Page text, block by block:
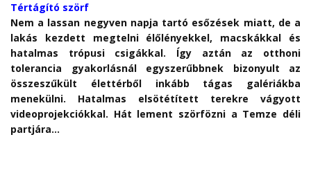
Tértágító szörf
Nem a lassan negyven napja tartó esőzések miatt, de a
lakás kezdett megtelni élőlényekkel, macskákkal és
hatalmas trópusi csigákkal. Így aztán az otthoni
tolerancia gyakorlásnál egyszerűbbnek bizonyult az
összeszűkült élettérből inkább tágas galériákba
menekülni. Hatalmas elsötétített terekre vágyott
videoprojekciókkal. Hát lement szörfözni a Temze déli
partjára…